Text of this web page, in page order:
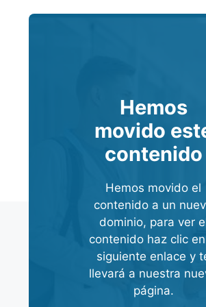
Hemos
movido
contenido
Hemos movido el
contenido a un
dominio, para ver
contenido haz clic
siguiente enlace y
llevará a nuestra
página.